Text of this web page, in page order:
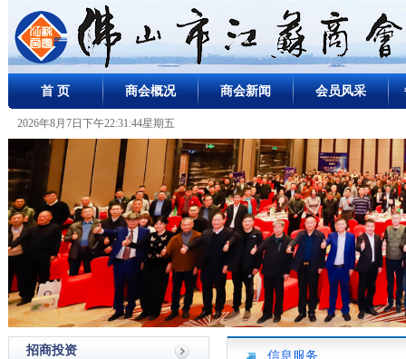
首 页 商会概况 商会新闻 会员风采
2026年8月7日下午22:31:44星期五
招商投资 信息服务